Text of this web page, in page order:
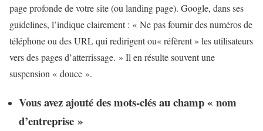
page profonde de votre site (ou landing page). Google, dans ses
guidelines, l’indique clairement : « Ne pas fournir des numéros de
téléphone ou des URL qui redirigent ou« réfèrent » les utilisateurs
vers des pages d’atterrissage. » Il en résulte souvent une
suspension « douce ».
Vous avez ajouté des mots-clés au champ « nom
d’entreprise »